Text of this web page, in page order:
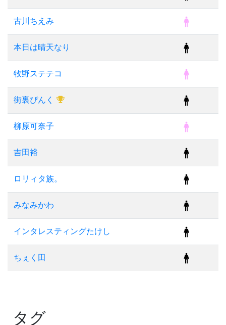
古川ちえみ
本日は晴天なり
牧野ステテコ
街裏ぴんく
柳原可奈子
吉田裕
ロリィタ族。
みなみかわ
インタレスティングたけし
ちぇく田
タグ